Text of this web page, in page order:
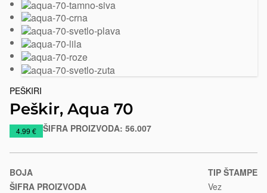
PEŠKIRI
Peškir, Aqua 70
https://www.macinkovic.rs/reklamni-
70
4.99 € ŠIFRA PROIZVODA: 56.007
BOJA
ŠIFRA PROIZVODA
TIP ŠTAMPE
Vez